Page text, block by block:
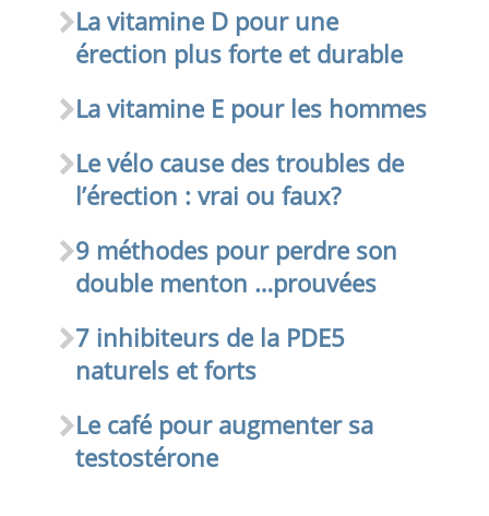
La vitamine D pour une
érection plus forte et durable
La vitamine E pour les hommes
Le vélo cause des troubles de
l’érection : vrai ou faux?
9 méthodes pour perdre son
double menton …prouvées
7 inhibiteurs de la PDE5
naturels et forts
Le café pour augmenter sa
testostérone